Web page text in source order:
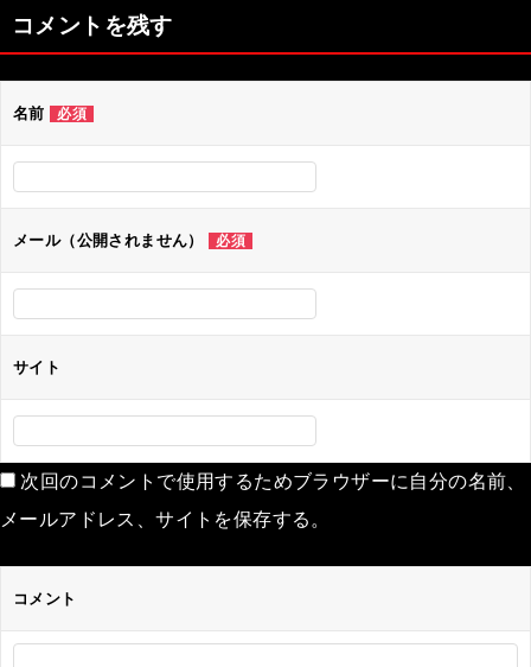
コメントを残す
名前 必須
メール（公開されません） 必須
サイト
次回のコメントで使用するためブラウザーに自分の名前、
メールアドレス、サイトを保存する。
コメント